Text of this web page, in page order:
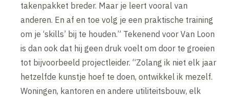
takenpakket breder. Maar je leert vooral van
anderen. En af en toe volg je een praktische training
om je ‘skills’ bij te houden.” Tekenend voor Van Loon
is dan ook dat hij geen druk voelt om door te groeien
tot bijvoorbeeld projectleider. “Zolang ik niet elk jaar
hetzelfde kunstje hoef te doen, ontwikkel ik mezelf.
Woningen, kantoren en andere utiliteitsbouw, elk